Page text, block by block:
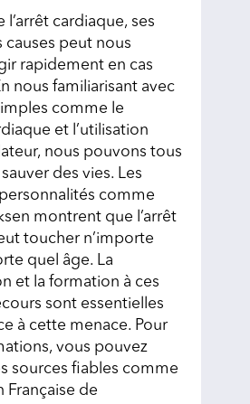
cardiaque, ses
causes peut nous
rapidement en cas
nous familiarisant avec
comme le
et l’utilisation
nous pouvons tous
des vies. Les
comme
montrent que l’arrêt
toucher n’importe
quel âge. La
et la formation à ces
sont essentielles
à cette menace. Pour
vous pouvez
sources fiables comme
Française de